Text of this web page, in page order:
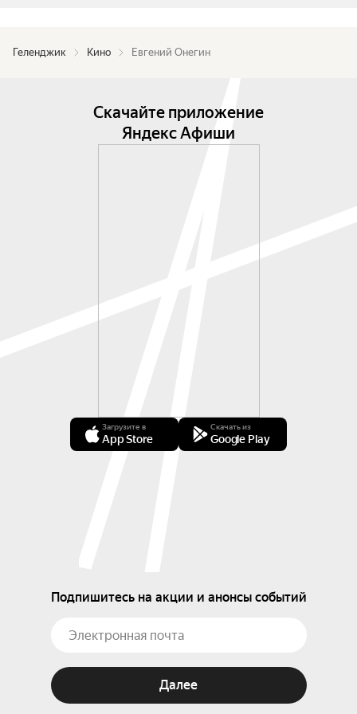
Геленджик Кино Евгений Онегин
Скачайте приложение
Яндекс Афиши
Загрузите в
App Store
Скачать из
Google Play
Подпишитесь на акции и анонсы событий
Далее